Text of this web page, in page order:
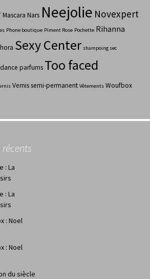
Mascara Nars Neejolie Novexpert
Phone boutique Piment Rose Pochette Rihanna
Sexy Center shampoing sec
parfums Too faced
Vernis semi-permanent Vêtements Woufbox
: La
: La
: Noel
: Noel
du siècle